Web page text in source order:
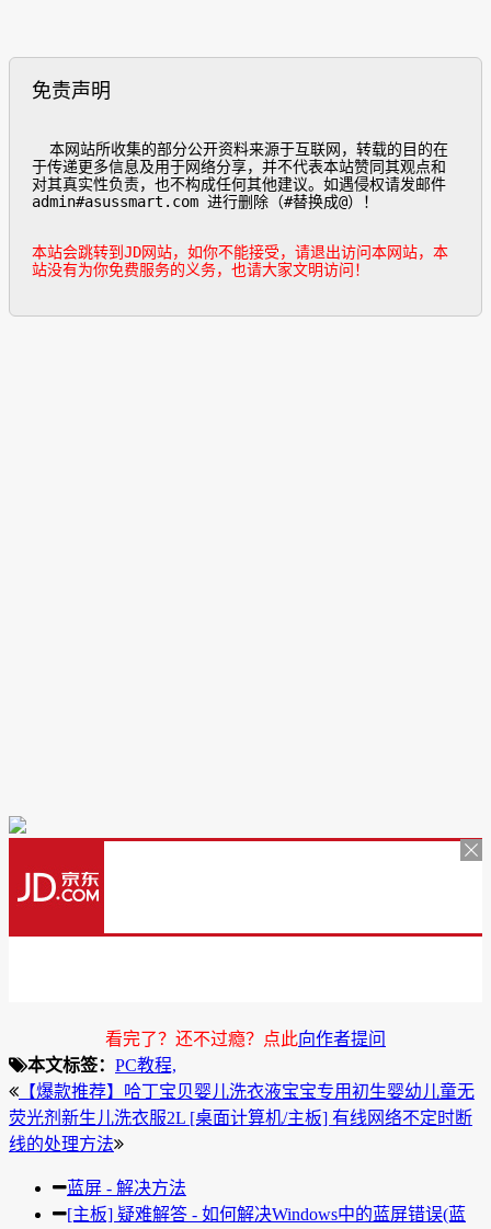
免责声明
于传递更多信息及用于网络分享，并不代表本站赞同其观点和
对其真实性负责，也不构成任何其他建议。如遇侵权请发邮件
admin#asussmart.com 进行删除（#替换成@）！
本站会跳转到JD网站，如你不能接受，请退出访问本网站，本
站没有为你免费服务的义务，也请大家文明访问！
看完了？还不过瘾？点此向作者提问
本文标签： PC教程,
【爆款推荐】哈丁宝贝婴儿洗衣液宝宝专用初生婴幼儿童无
荧光剂新生儿洗衣服2L [桌面计算机/主板] 有线网络不定时断
线的处理方法
蓝屏 - 解决方法
[主板] 疑难解答 - 如何解决Windows中的蓝屏错误(蓝